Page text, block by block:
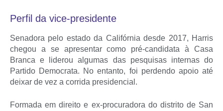
Perfil da vice-presidente
Senadora pelo estado da Califórnia desde 2017, Harris
chegou a se apresentar como pré-candidata à Casa
Branca e liderou algumas das pesquisas internas do
Partido Democrata. No entanto, foi perdendo apoio até
deixar de vez a corrida presidencial.
Formada em direito e ex-procuradora do distrito de San